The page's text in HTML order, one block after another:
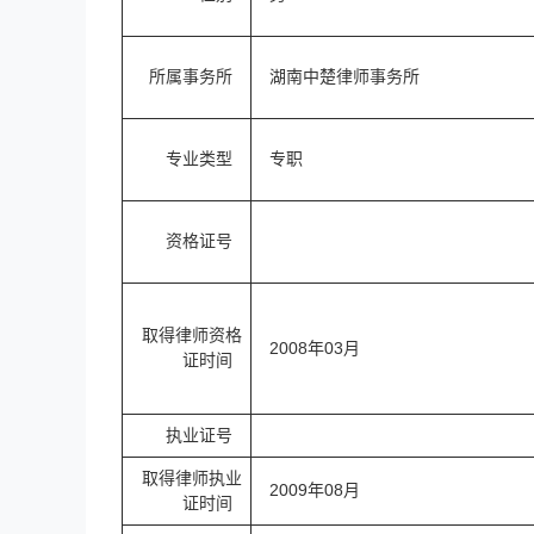
所属事务所 湖南中楚律师事务所
专业类型 专职
资格证号
取得律师资格
证时间
2008年03月
执业证号
取得律师执业
证时间
2009年08月